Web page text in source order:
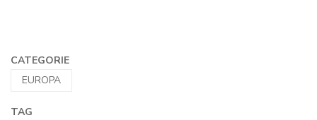
CATEGORIE
EUROPA
TAG